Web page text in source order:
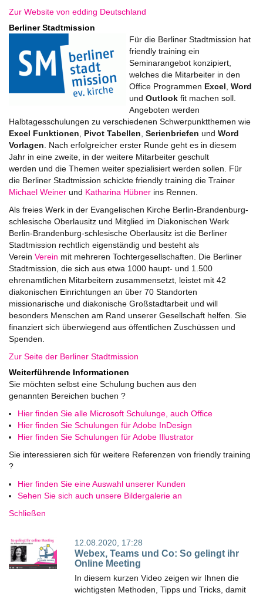
Zur Website von edding Deutschland
Berliner Stadtmission
Für die Berliner Stadtmission hat
friendly training ein
Seminarangebot konzipiert,
welches die Mitarbeiter in den
Office Programmen Excel Word
und Outlook fit machen soll.
Angeboten werden
Halbtagesschulungen zu verschiedenen Schwerpunktthemen wie
Excel Funktionen Pivot Tabellen Serienbriefen und Word
Vorlagen . Nach erfolgreicher erster Runde geht es in diesem
Jahr in eine zweite, in der weitere Mitarbeiter geschult
werden und die Themen weiter spezialisiert werden sollen. Für
die Berliner Stadtmission schickte friendly training die Trainer
Michael Weiner und Katharina Hübner ins Rennen.
Als freies Werk in der Evangelischen Kirche Berlin-Brandenburg-
schlesische Oberlausitz und Mitglied im Diakonischen Werk
Berlin-Brandenburg-schlesische Oberlausitz ist die Berliner
Stadtmission rechtlich eigenständig und besteht als
Verein Verein mit mehreren Tochtergesellschaften. Die Berliner
Stadtmission, die sich aus etwa 1000 haupt- und 1.500
ehrenamtlichen Mitarbeitern zusammensetzt, leistet mit 42
diakonischen Einrichtungen an über 70 Standorten
missionarische und diakonische Großstadtarbeit und will
besonders Menschen am Rand unserer Gesellschaft helfen. Sie
finanziert sich überwiegend aus öffentlichen Zuschüssen und
Spenden.
Zur Seite der Berliner Stadtmission
Weiterführende Informationen
Sie möchten selbst eine Schulung buchen aus den
genannten Bereichen buchen ?
Hier finden Sie alle Microsoft Schulunge, auch Office
Hier finden Sie Schulungen für Adobe InDesign
Hier finden Sie Schulungen für Adobe Illustrator
Sie interessieren sich für weitere Referenzen von friendly training
?
Hier finden Sie eine Auswahl unserer Kunden
Sehen Sie sich auch unsere Bildergalerie an
Schließen
12.08.2020, 17:28
Webex, Teams und Co: So gelingt ihr
Online Meeting
In diesem kurzen Video zeigen wir Ihnen die
wichtigsten Methoden, Tipps und Tricks, damit